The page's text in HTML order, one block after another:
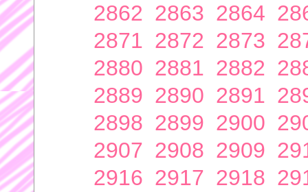
2862 2863 2864
2871 2872 2873
2880 2881 2882
2889 2890 2891
2898 2899 2900
2907 2908 2909
2916 2917 2918